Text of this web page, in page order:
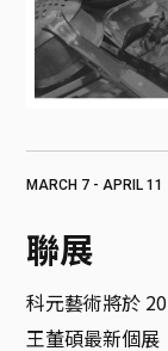
MARCH 7 - APRIL 11
聯展
科元藝術將於
王董碩最新個